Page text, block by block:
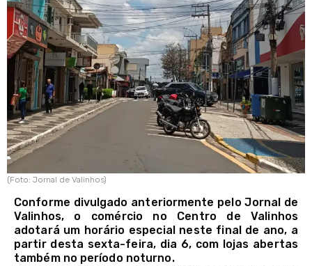
(Foto: Jornal de Valinhos)
Conforme divulgado anteriormente pelo Jornal de
Valinhos, o comércio no Centro de Valinhos
adotará um horário especial neste final de ano, a
partir desta sexta-feira, dia 6, com lojas abertas
também no período noturno.